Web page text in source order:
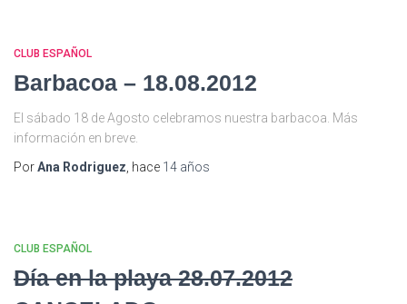
CLUB ESPAÑOL
Barbacoa – 18.08.2012
El sábado 18 de Agosto celebramos nuestra barbacoa. Más
información en breve.
PorAna Rodriguez , hace 14 años
CLUB ESPAÑOL
Día en la playa 28.07.2012